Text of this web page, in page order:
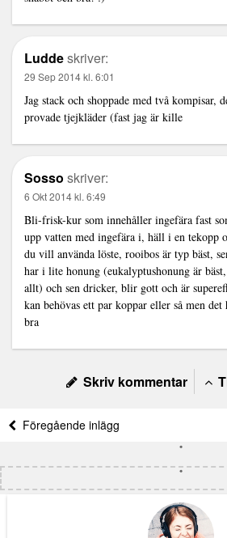
Luddeskriver:
29 Sep 2014 kl. 6:01
Jag stack och shoppade med två kompisar,
provade tjejkläder (fast jag är kille
Sosso skriver:
6 Okt 2014 kl. 6:49
Bli-frisk-kur som innehåller ingefära fast
upp vatten med ingefära i, häll i en tekopp
du vill använda löste, rooibos är typ bäst,
har i lite honung (eukalyptushonung är
allt) och sen dricker, blir gott och är
kan behövas ett par koppar eller så men
bra
Skriv kommentar
Föregående inlägg